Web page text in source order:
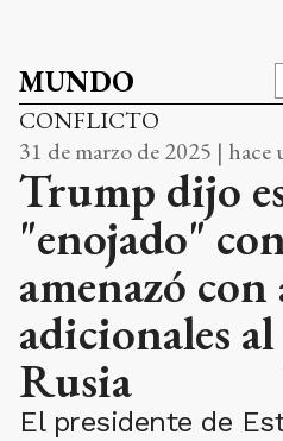
MUNDO
CONFLICTO
31 de marzo de 2025 | hace
Trump dijo
"enojado"
amenazó con
adicionales
Rusia
El presidente de